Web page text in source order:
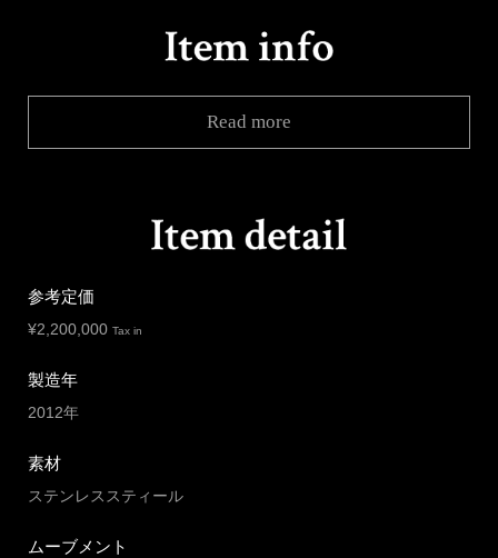
Read more
参考定価
¥2,200,000 Tax in
製造年
2012年
素材
ステンレススティール
ムーブメント